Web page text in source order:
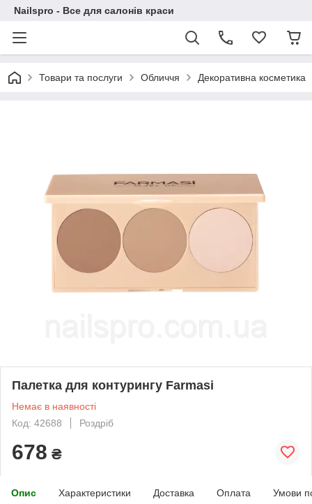
Nailspro - Все для салонів краси
Товари та послуги Обличчя Декоративна косметика
Палетка для контурингу Farmasi
Немає в наявності
Код: 42688
Роздріб
678 ₴
Опис Характеристики Доставка Оплата Умови